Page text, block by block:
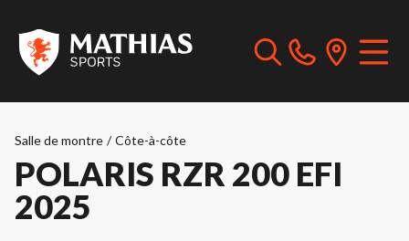
Salle de montre / Côte-à-côte
POLARIS RZR 200 EFI
2025